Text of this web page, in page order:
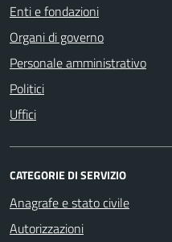
Enti e fondazioni
Organi di governo
Personale amministrativo
Politici
Uffici
CATEGORIE DI SERVIZIO
Anagrafe e stato civile
Autorizzazioni